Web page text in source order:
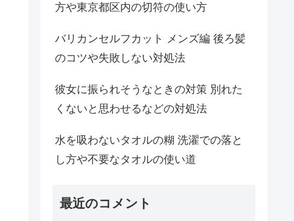
方や東京都区内の切符の使い方
バリカンセルフカット メンズ編 後ろ髪
のコツや失敗しない対処法
彼女に振られそうなときの対策 別れた
くないと思わせるなどの対処法
水を吸わないタオルの糊 洗濯での落と
し方や不要なタオルの使い道
最近のコメント